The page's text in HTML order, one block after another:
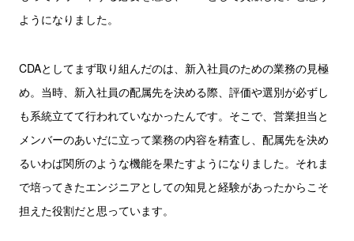
ようになりました。
CDAとしてまず取り組んだのは、新入社員のための業務の見極
め。当時、新入社員の配属先を決める際、評価や選別が必ずし
も系統立てて行われていなかったんです。そこで、営業担当と
メンバーのあいだに立って業務の内容を精査し、配属先を決め
るいわば関所のような機能を果たすようになりました。それま
で培ってきたエンジニアとしての知見と経験があったからこそ
担えた役割だと思っています。